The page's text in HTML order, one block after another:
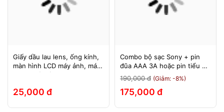
Giấy dầu lau lens, ống kính,
màn hình LCD máy ảnh, máy
quay, máy tính, laptop, điện
25,000 đ
Combo bộ sạc Sony + pin
đũa AAA 3A hoặc pin tiểu AA
2A Sony 1.5v
190,000 đ (Giảm: -8%)
175,000 đ